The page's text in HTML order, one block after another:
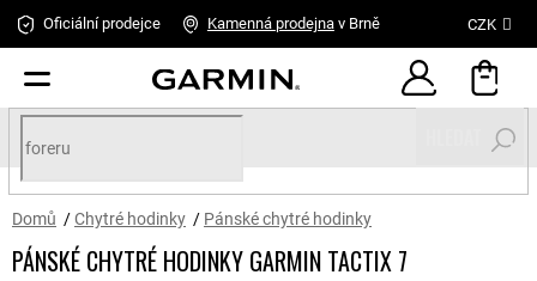
Oficiální prodejce Kamenná prodejnav Brně CZK
Domů /Chytré hodinky / Pánské chytré hodinky
PÁNSKÉ CHYTRÉ HODINKY GARMIN TACTIX 7